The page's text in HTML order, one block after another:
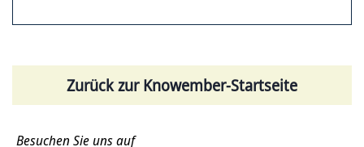
Zurück zur Knowember-Startseite
Besuchen Sie uns auf